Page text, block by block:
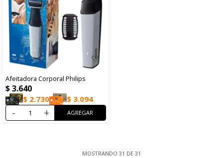
Afeitadora Corporal Philips
$3.640
$ 2.730 $ 3.094
- +
MOSTRANDO 31 DE 31